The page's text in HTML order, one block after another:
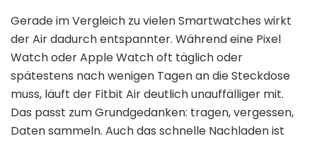
Gerade im Vergleich zu vielen Smartwatches wirkt
der Air dadurch entspannter. Während eine Pixel
Watch oder Apple Watch oft täglich oder
spätestens nach wenigen Tagen an die Steckdose
muss, läuft der Fitbit Air deutlich unauffälliger mit.
Das passt zum Grundgedanken: tragen, vergessen,
Daten sammeln. Auch das schnelle Nachladen ist